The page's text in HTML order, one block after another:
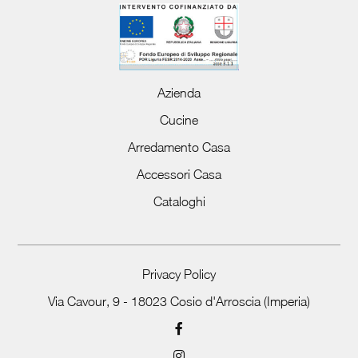
Azienda
Cucine
Arredamento Casa
Accessori Casa
Cataloghi
Privacy Policy
Via Cavour, 9 - 18023 Cosio d'Arroscia (Imperia)